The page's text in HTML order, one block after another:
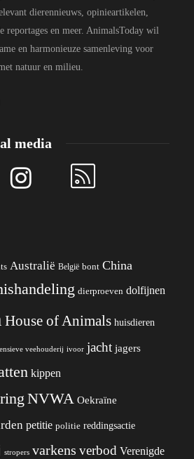
dierennieuws, opinieartikelen,
reportages en meer. AnimalsToday wil
en harmonieuze samenleving voor
natuur en milieu.
media
Australië België bont China
dierproeven dolfijnen
House of Animals huisdieren
veehouderij ivoor jacht jagers
kippen
NVWA Oekraïne
petitie politie reddingsactie
stropers varkens verbod Verenigde